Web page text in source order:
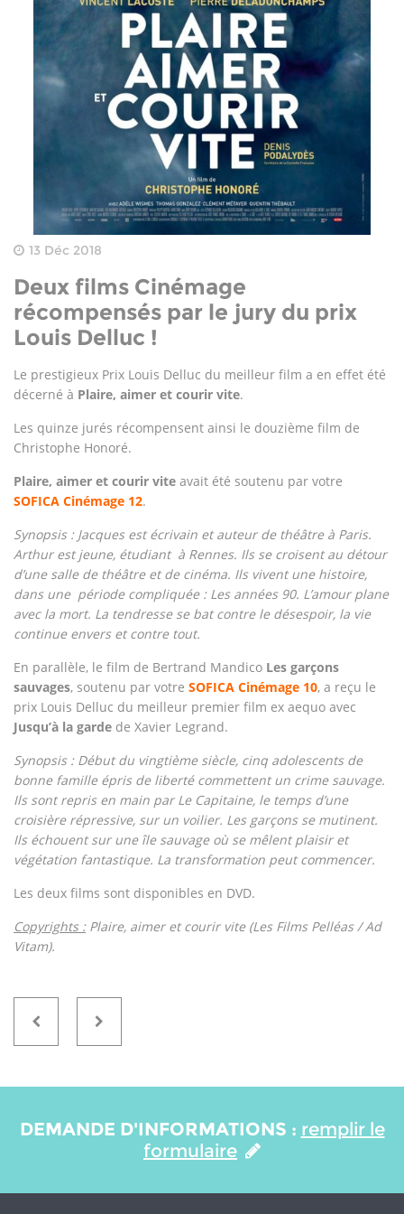
13 Déc 2018
Deux films Cinémage
récompensés par le jury du prix
Louis Delluc !
Le prestigieux Prix Louis Delluc du meilleur film a en effet été
décerné à Plaire, aimer et courir vite.
Les quinze jurés récompensent ainsi le douzième film de
Christophe Honoré.
Plaire, aimer et courir vite avait été soutenu par votre
SOFICA Cinémage 12.
Synopsis : Jacques est écrivain et auteur de théâtre à Paris.
Arthur est jeune, étudiant à Rennes. Ils se croisent au détour
d’une salle de théâtre et de cinéma. Ils vivent une histoire,
dans une période compliquée : Les années 90. L’amour plane
avec la mort. La tendresse se bat contre le désespoir, la vie
continue envers et contre tout.
En parallèle, le film de Bertrand Mandico Les garçons
sauvages, soutenu par votre SOFICA Cinémage 10, a reçu le
prix Louis Delluc du meilleur premier film ex aequo avec
Jusqu’à la garde de Xavier Legrand.
Synopsis : Début du vingtième siècle, cinq adolescents de
bonne famille épris de liberté commettent un crime sauvage.
Ils sont repris en main par Le Capitaine, le temps d’une
croisière répressive, sur un voilier. Les garçons se mutinent.
Ils échouent sur une île sauvage où se mêlent plaisir et
végétation fantastique. La transformation peut commencer.
Les deux films sont disponibles en DVD.
Copyrights :Plaire, aimer et courir vite (Les Films Pelléas / Ad
Vitam).
DEMANDE D'INFORMATIONS : remplir le
formulaire